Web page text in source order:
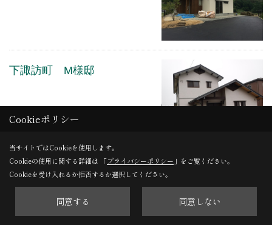
下諏訪町 M様邸
岡谷市 O様邸
Cookieポリシー
当サイトではCookieを使用します。
Cookieの使用に関する詳細は 「プライバシーポリシー 」をご覧ください。
Cookieを受け入れるか拒否するか選択してください。
同意する 同意しない